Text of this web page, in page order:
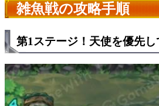
雑魚戦の攻略手順
第1ステージ！天使を優先し